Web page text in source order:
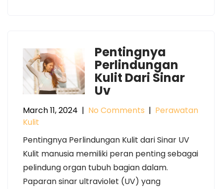
Pentingnya
Perlindungan
Kulit Dari Sinar
Uv
March 11, 2024 | No Comments | Perawatan
Kulit
Pentingnya Perlindungan Kulit dari Sinar UV
Kulit manusia memiliki peran penting sebagai
pelindung organ tubuh bagian dalam.
Paparan sinar ultraviolet (UV) yang